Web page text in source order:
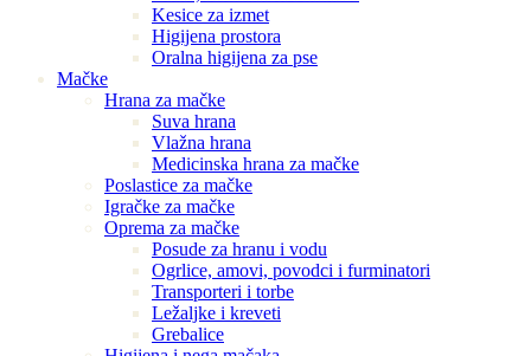
Kesice za izmet
Higijena prostora
Oralna higijena za pse
Mačke
Hrana za mačke
Suva hrana
Vlažna hrana
Medicinska hrana za mačke
Poslastice za mačke
Igračke za mačke
Oprema za mačke
Posude za hranu i vodu
Ogrlice, amovi, povodci i furminatori
Transporteri i torbe
Ležaljke i kreveti
Grebalice